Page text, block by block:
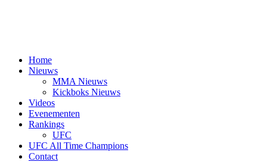
Home
Nieuws
MMA Nieuws
Kickboks Nieuws
Videos
Evenementen
Rankings
UFC
UFC All Time Champions
Contact